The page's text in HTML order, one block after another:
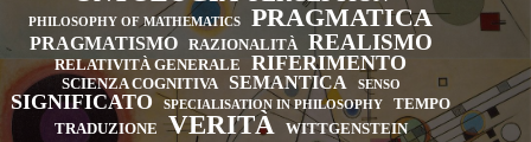
PHILOSOPHY OF MATHEMATICS PRAGMATICA
PRAGMATISMO RAZIONALITÀ REALISMO
RELATIVITÀ GENERALE RIFERIMENTO
SCIENZA COGNITIVA SEMANTICA SENSO
SIGNIFICATO SPECIALISATION IN PHILOSOPHY
TEMPO
TRADUZIONE
VERITÀ WITTGENSTEIN